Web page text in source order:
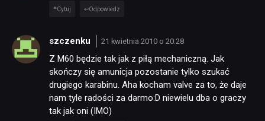
Cytuj Odpowiedz
szczenku 21 kwietnia 2010 o 20:28
Z M60 będzie tak jak z piłą mechaniczną. Jak
skończy się amunicja pozostanie tylko szukać
drugiego karabinu. Aha kocham valve za to, że daje
nam tyle radości za darmo:D niewielu dba o graczy
tak jak oni (IMO)